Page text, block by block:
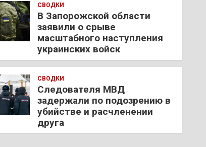
СВОДКИ
В Запорожской области
заявили о срыве
масштабного наступления
украинских войск
СВОДКИ
Следователя МВД
задержали по подозрению в
убийстве и расчленении
друга